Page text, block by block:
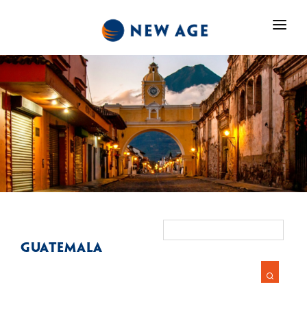
Seja Cliente
Quem Somos
Destinos
Destinos
Fale Conosco
FAST BOOKING
Guatemala